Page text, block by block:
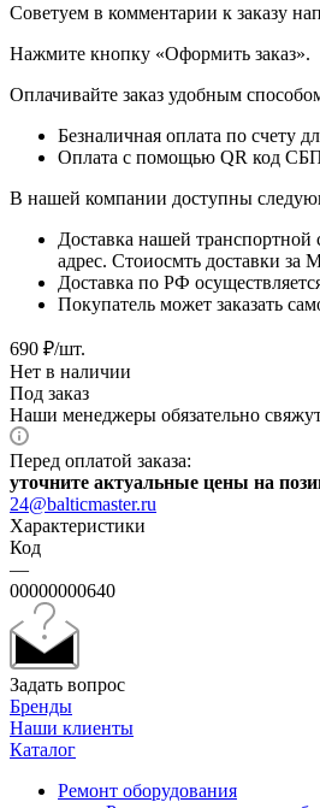
​​​​​​​Советуем в комментарии к заказу
​​​​​​​Нажмите кнопку «Оформить заказ».
Оплачивайте заказ удобным
Безналичная оплата по счету
Оплата с помощью QR код
В нашей компании доступны
Доставка нашей
адрес. Стоиосмть доставки
Доставка по РФ
Покупатель может заказать
690 ₽/шт.
Нет в наличии
Под заказ
Наши менеджеры обязательно
Перед оплатой заказа:
уточните актуальные цены на
24@balticmaster.ru
Характеристики
Код
—
00000000640
Задать вопрос
Бренды
Наши клиенты
Каталог
Ремонт оборудования